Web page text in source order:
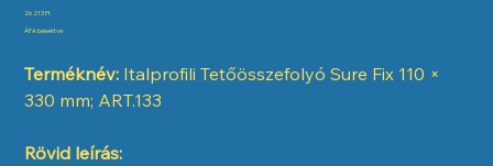
Ár
26 213 Ft
ÁFA beleértve
Terméknév: Italprofili Tetőösszefolyó Sure Fix 110 ×
330 mm; ART.133
Rövid leírás: